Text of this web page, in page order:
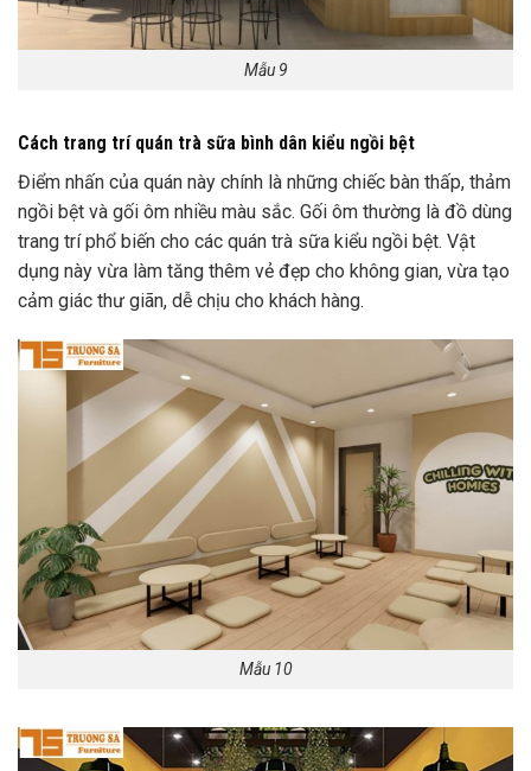
Mẫu 9
Cách trang trí quán trà sữa bình dân kiểu ngồi bệt
Điểm nhấn của quán này chính là những chiếc bàn thấp, thảm
ngồi bệt và gối ôm nhiều màu sắc. Gối ôm thường là đồ dùng
trang trí phổ biến cho các quán trà sữa kiểu ngồi bệt. Vật
dụng này vừa làm tăng thêm vẻ đẹp cho không gian, vừa tạo
cảm giác thư giãn, dễ chịu cho khách hàng.
Mẫu 10